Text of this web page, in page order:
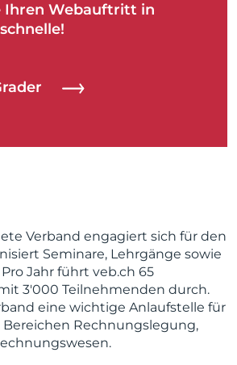
Ihren Webauftritt in
Verband engagiert sich für den
Seminare, Lehrgänge sowie
Jahr führt veb.ch 65
3'000 Teilnehmenden durch.
eine wichtige Anlaufstelle für
Bereichen Rechnungslegung,